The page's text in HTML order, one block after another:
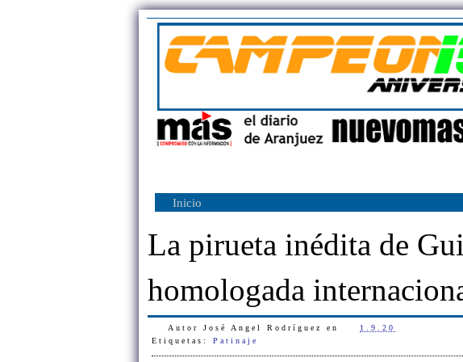
Inicio
La pirueta inédita de
homologada
Autor José Angel Rodríguez en 1.9.20
Etiquetas: Patinaje